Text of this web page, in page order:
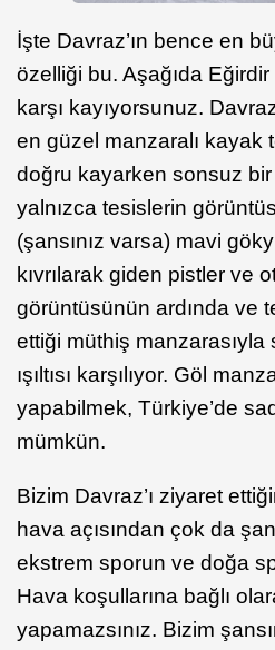
İşte Davraz’ın bence en
özelliği bu. Aşağıda
karşı kayıyorsunuz.
en güzel manzaralı kayak
doğru kayarken sonsuz bir
yalnızca tesislerin
(şansınız varsa) mavi
kıvrılarak giden pistler ve
görüntüsünün ardında ve
ettiği müthiş manzarasıyla
ışıltısı karşılıyor. Göl
yapabilmek, Türkiye’de
mümkün.
Bizim Davraz’ı ziyaret
hava açısından çok da
ekstrem sporun ve doğa
Hava koşullarına bağlı
yapamazsınız. Bizim